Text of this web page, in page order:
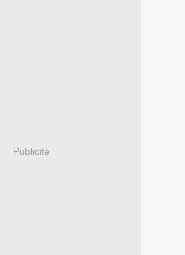
Publicité